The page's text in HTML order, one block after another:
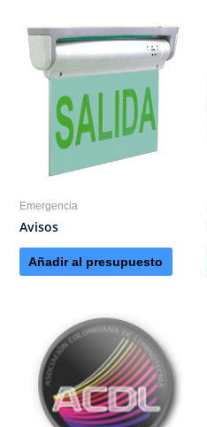
Emergencia
Avisos
Añadir al presupuesto